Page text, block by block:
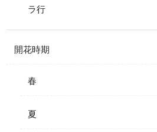
ラ行
開花時期
春
夏